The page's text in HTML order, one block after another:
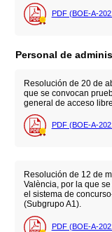
PDF (BOE-A-
Personal de
Resolución de 20 de
que se convocan
general de acceso
PDF (BOE-A-
Resolución de 12 de
València, por la que
el sistema de
(Subgrupo A1).
PDF (BOE-A-